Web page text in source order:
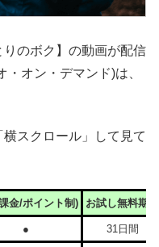
のボク】の動画が配信
オン・デマンド)は、
スクロール」して見て
金/ポイント制) お試し無料期間
● 31日間